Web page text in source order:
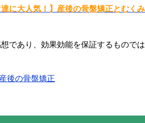
達に大人気！】産後の骨盤矯正とむく
想であり、効果効能を保証するものでは
後の骨盤矯正